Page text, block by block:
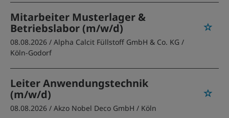
Mitarbeiter Musterlager &
Betriebslabor (m/w/d)
08.08.2026 / Alpha Calcit Füllstoff GmbH & Co. KG /
Köln-Godorf
Leiter Anwendungstechnik
(m/w/d)
08.08.2026 / Akzo Nobel Deco GmbH / Köln